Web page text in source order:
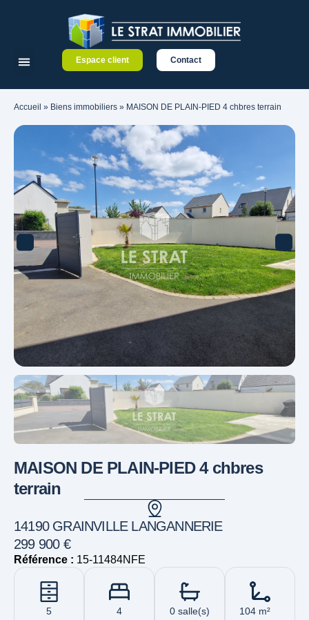
Espace client Contact
Accueil » Biens immobiliers » MAISON DE PLAIN-PIED 4 chbres terrain
MAISON DE PLAIN-PIED 4 chbres
terrain
14190 GRAINVILLE LANGANNERIE
299 900 €
Référence : 15-11484NFE
5
4
0 salle(s)
104 m²